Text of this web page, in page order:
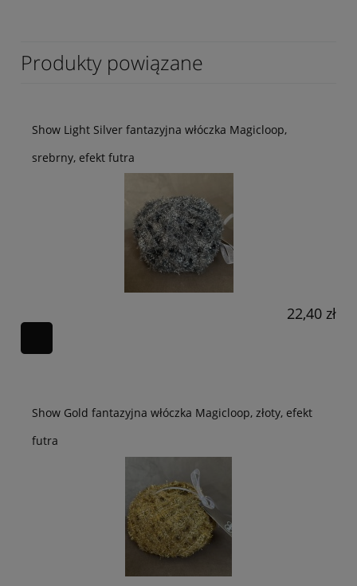
Produkty powiązane
Show Light Silver fantazyjna włóczka Magicloop,
srebrny, efekt futra
22,40 zł
Show Gold fantazyjna włóczka Magicloop, złoty, efekt
futra